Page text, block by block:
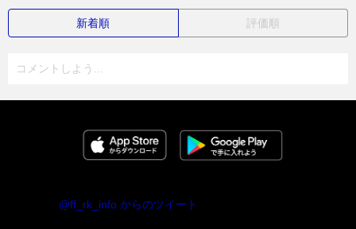
新着順 評価順
コメントしよう...
@ff_rk_info からのツイート